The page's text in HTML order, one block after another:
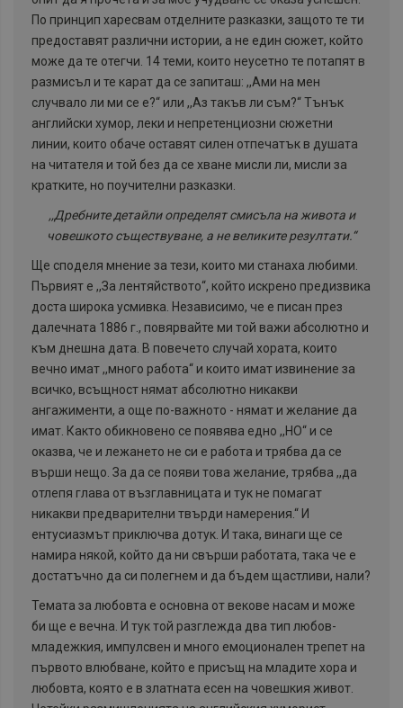
По принцип харесвам отделните разказки, защото те ти
предоставят различни истории, а не един сюжет, който
може да те отегчи. 14 теми, които неусетно те потапят в
размисъл и те карат да се запиташ: ,,Ами на мен
случвало ли ми се е?“ или ,,Аз такъв ли съм?“ Тънък
английски хумор, леки и непретенциозни сюжетни
линии, които обаче оставят силен отпечатък в душата
на читателя и той без да се хване мисли ли, мисли за
кратките, но поучителни разказки.
,,Дребните детайли определят смисъла на живота и
човешкото съществуване, а не великите резултати.“
Ще споделя мнение за тези, които ми станаха любими.
Първият е ,,За лентяйството“, който искрено предизвика
доста широка усмивка. Независимо, че е писан през
далечната 1886 г., повярвайте ми той важи абсолютно и
към днешна дата. В повечето случай хората, които
вечно имат ,,много работа“ и които имат извинение за
всичко, всъщност нямат абсолютно никакви
ангажименти, а още по-важното - нямат и желание да
имат. Както обикновено се появява едно ,,НО“ и се
оказва, че и лежането не си е работа и трябва да се
върши нещо. За да се появи това желание, трябва ,,да
отлепя глава от възглавницата и тук не помагат
никакви предварителни твърди намерения.“ И
ентусиазмът приключва дотук. И така, винаги ще се
намира някой, който да ни свърши работата, така че е
достатъчно да си полегнем и да бъдем щастливи, нали?
Темата за любовта е основна от векове насам и може
би ще е вечна. И тук той разглежда два тип любов-
младежкия, импулсвен и много емоционален трепет на
първото влюбване, който е присъщ на младите хора и
любовта, която е в златната есен на човешкия живот.